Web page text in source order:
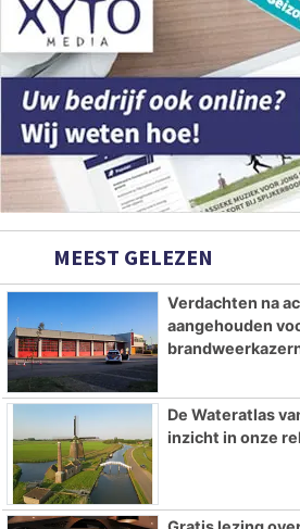
MEEST GELEZEN
Verdachten na
aangehouden
De Wateratlas
inzicht in onze